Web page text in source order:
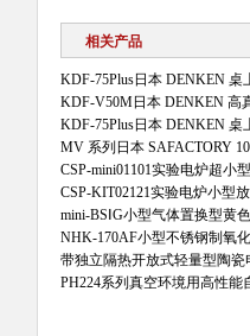
相关产品
KDF-75Plus日本 DENKEN 桌
KDF-V50M日本 DENKEN 高
KDF-75Plus日本 DENKEN 桌
MV 系列日本 SAFACTORY
CSP-mini01101实验电炉超小
CSP-KIT02121实验电炉小型
mini-BSⅠG小型气体置换型黄
NHK-170AF小型不锈钢制氧
带独立隔热开放式轻量型陶瓷
PH224系列真空环境用高性能